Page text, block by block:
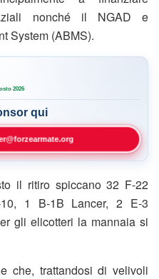
nonché il NGAD e
System (ABMS).
2026
qui
il ritiro spiccano 32 F-22
1 B-1B Lancer, 2 E-3
gli elicotteri la mannaia si
che, trattandosi di velivoli